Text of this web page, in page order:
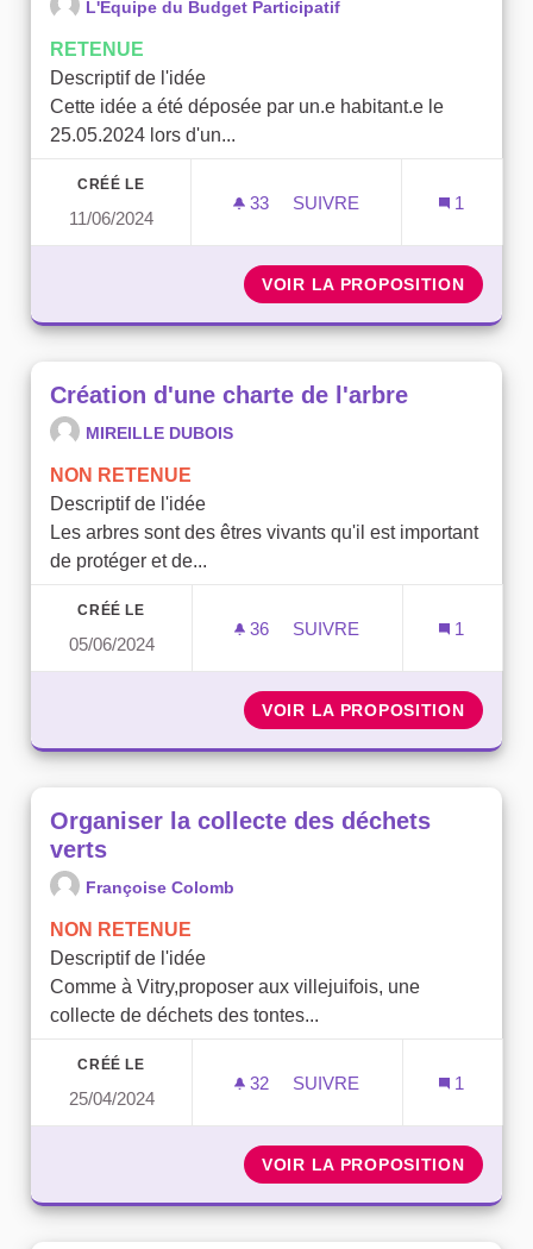
L'Equipe du Budget Participatif
RETENUE
Descriptif de l'idée
Cette idée a été déposée par un.e habitant.e le
25.05.2024 lors d'un...
CRÉÉ LE
11/06/2024
33 33 ABONNÉS
SUIVRE
1
VOIR LA PROPOSITION
Création d'une charte de l'arbre
MIREILLE DUBOIS
NON RETENUE
Descriptif de l'idée
Les arbres sont des êtres vivants qu'il est important
de protéger et de...
CRÉÉ LE
05/06/2024
36 36 ABONNÉS
SUIVRE
1
VOIR LA PROPOSITION
Organiser la collecte des déchets
verts
Françoise Colomb
NON RETENUE
Descriptif de l'idée
Comme à Vitry,proposer aux villejuifois, une
collecte de déchets des tontes...
CRÉÉ LE
25/04/2024
32 32 ABONNÉS
SUIVRE
1
VOIR LA PROPOSITION